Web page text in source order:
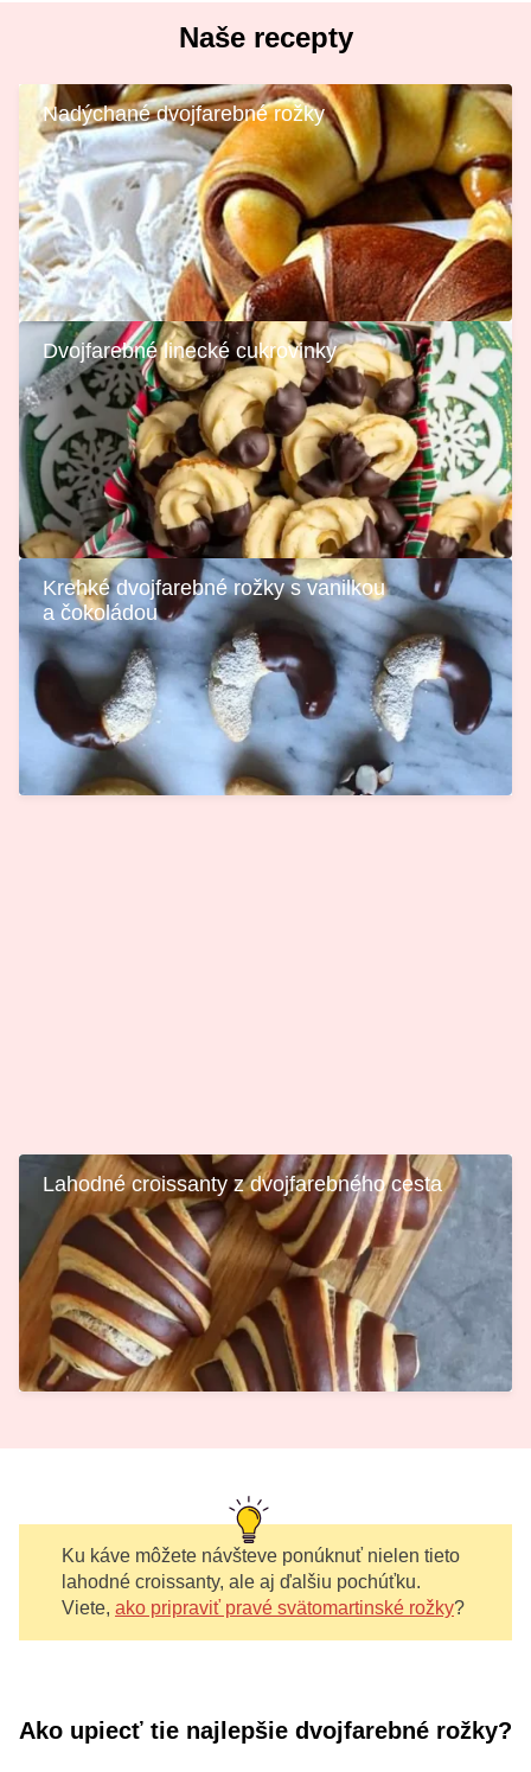
Naše recepty
Nadýchané dvojfarebné rožky
Dvojfarebné linecké cukrovinky
Krehké dvojfarebné rožky s vanilkou
a čokoládou
Lahodné croissanty z dvojfarebného cesta
Ku káve môžete návšteve ponúknuť nielen tieto
lahodné croissanty, ale aj ďalšiu pochúťku.
Viete, ako pripraviť pravé svätomartinské rožky?
Ako upiecť tie najlepšie dvojfarebné rožky?